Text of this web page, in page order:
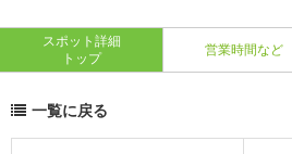
スポット詳細
トップ
営業時間など
一覧に戻る